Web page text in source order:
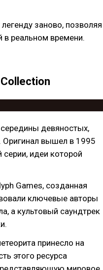
заново, позволяя
в реальном времени.
девяностых,
Оригинал вышел в 1995
серии, идеи которой
Games, созданная
ключевые авторы
а культовый саундтрек
принесло на
этого ресурса